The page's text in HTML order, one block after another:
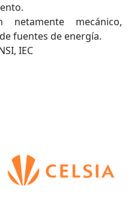
netamente mecánico,
fuentes de energía.
IEC